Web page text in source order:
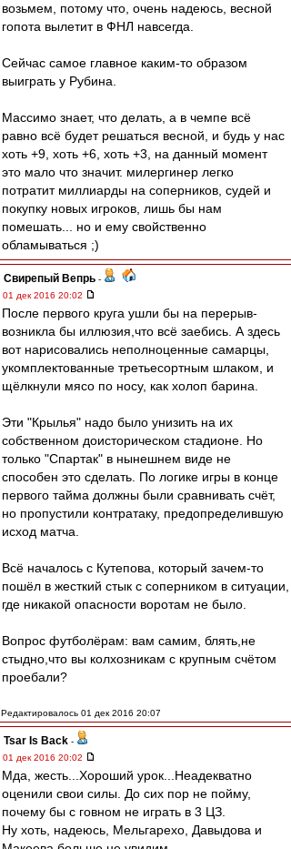
возьмем, потому что, очень надеюсь, весной
гопота вылетит в ФНЛ навсегда.
Сейчас самое главное каким-то образом
выиграть у Рубина.
Массимо знает, что делать, а в чемпе всё
равно всё будет решаться весной, и будь у нас
хоть +9, хоть +6, хоть +3, на данный момент
это мало что значит. милергинер легко
потратит миллиарды на соперников, судей и
покупку новых игроков, лишь бы нам
помешать... но и ему свойственно
обламываться ;)
Свирепый Вепрь -
01 дек 2016 20:02
После первого круга ушли бы на перерыв-
возникла бы иллюзия,что всё заебись. А здесь
вот нарисовались неполноценные самарцы,
укомплектованные третьесортным шлаком, и
щёлкнули мясо по носу, как холоп барина.
Эти "Крылья" надо было унизить на их
собственном доисторическом стадионе. Но
только "Спартак" в нынешнем виде не
способен это сделать. По логике игры в конце
первого тайма должны были сравнивать счёт,
но пропустили контратаку, предопределившую
исход матча.
Всё началось с Кутепова, который зачем-то
пошёл в жесткий стык с соперником в ситуации,
где никакой опасности воротам не было.
Вопрос футболёрам: вам самим, блять,не
стыдно,что вы колхозникам с крупным счётом
проебали?
Редактировалось 01 дек 2016 20:07
Tsar Is Back -
01 дек 2016 20:02
Мда, жесть...Хороший урок...Неадекватно
оценили свои силы. До сих пор не пойму,
почему бы с говном не играть в 3 ЦЗ.
Ну хоть, надеюсь, Мельгарехо, Давыдова и